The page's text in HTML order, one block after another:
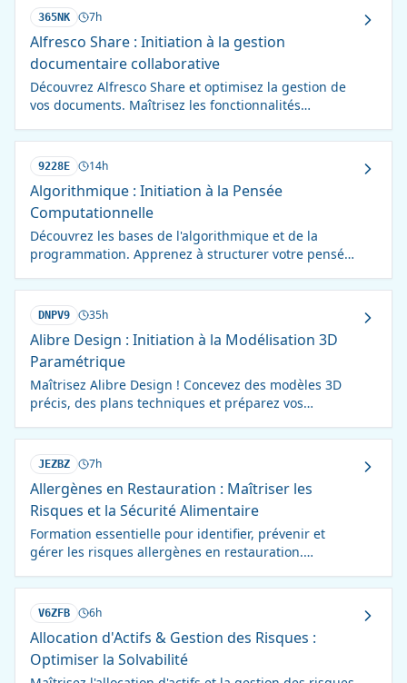
365NK 7h
Alfresco Share : Initiation à la gestion
documentaire collaborative
Découvrez Alfresco Share et optimisez la gestion de
vos documents. Maîtrisez les fonctionnalités
9228E 14h
Algorithmique : Initiation à la Pensée
Computationnelle
Découvrez les bases de l'algorithmique et de la
programmation. Apprenez à structurer votre pensée
DNPV9 35h
Alibre Design : Initiation à la Modélisation 3D
Paramétrique
Maîtrisez Alibre Design ! Concevez des modèles 3D
précis, des plans techniques et préparez vos
JEZBZ 7h
Allergènes en Restauration : Maîtriser les
Risques et la Sécurité Alimentaire
Formation essentielle pour identifier, prévenir et
gérer les risques allergènes en restauration.
V6ZFB 6h
Allocation d'Actifs & Gestion des Risques :
Optimiser la Solvabilité